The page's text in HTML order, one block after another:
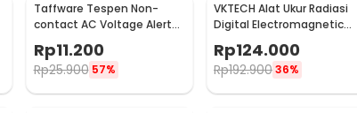
Taffware Tespen Non-
contact AC Voltage Alert
Detector 90-1000V - VD02
Rp11.200
Rp25.900 57%
VKTECH Alat Ukur Radiasi
Digital Electromagnetic
Radiation Detector - DT-
1130
Rp124.000
Rp192.90036%